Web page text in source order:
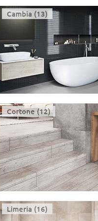
Cambia (13)
Cortone (12)
Limeria (16)